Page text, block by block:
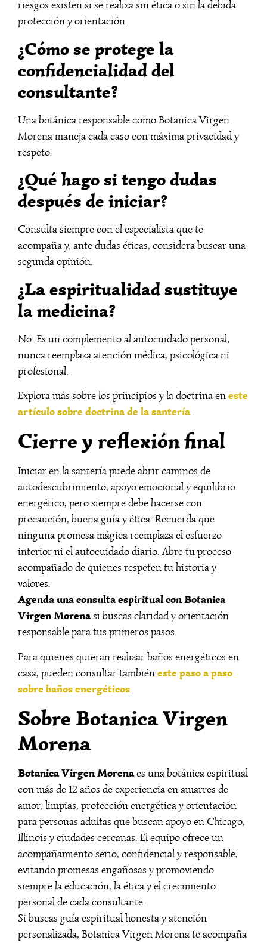
riesgos existen si se realiza sin ética o sin la debida
protección y orientación.
¿Cómo se protege la
confidencialidad del
consultante?
Una botánica responsable como Botanica Virgen
Morena maneja cada caso con máxima privacidad y
respeto.
¿Qué hago si tengo dudas
después de iniciar?
Consulta siempre con el especialista que te
acompaña y, ante dudas éticas, considera buscar una
segunda opinión.
¿La espiritualidad sustituye
la medicina?
No. Es un complemento al autocuidado personal;
nunca reemplaza atención médica, psicológica ni
profesional.
Explora más sobre los principios y la doctrina eneste
artículo sobre doctrina de la santería.
Cierre y reflexión final
Iniciar en la santería puede abrir caminos de
autodescubrimiento, apoyo emocional y equilibrio
energético, pero siempre debe hacerse con
precaución, buena guía y ética. Recuerda que
ninguna promesa mágica reemplaza el esfuerzo
interior ni el autocuidado diario. Abre tu proceso
acompañado de quienes respeten tu historia y
valores.
Agenda una consulta espiritual con Botanica
Virgen Morenasi buscas claridad y orientación
responsable para tus primeros pasos.
Para quienes quieran realizar baños energéticos en
casa, pueden consultar tambiéneste paso a paso
sobre baños energéticos.
Sobre Botanica Virgen
Morena
Botanica Virgen Morenaes una botánica espiritual
con más de 12 años de experiencia en amarres de
amor, limpias, protección energética y orientación
para personas adultas que buscan apoyo en Chicago,
Illinois y ciudades cercanas. El equipo ofrece un
acompañamiento serio, confidencial y responsable,
evitando promesas engañosas y promoviendo
siempre la educación, la ética y el crecimiento
personal de cada consultante.
Si buscas guía espiritual honesta y atención
personalizada, Botanica Virgen Morena te acompaña